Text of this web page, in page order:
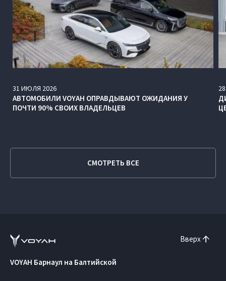
31 ИЮЛЯ 2026
АВТОМОБИЛИ VOYAH ОПРАВДЫВАЮТ ОЖИДАНИЯ У
ПОЧТИ 90% СВОИХ ВЛАДЕЛЬЦЕВ
28
СМОТРЕТЬ ВСЕ
Вверх
VOYAH Барнаул на Балтийской